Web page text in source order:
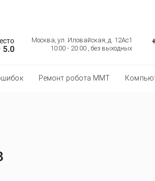
5.0
Москва, ул. Иловайская, д. 12Ас1
10:00 - 20:00 , без выходных
Ремонт робота MMT